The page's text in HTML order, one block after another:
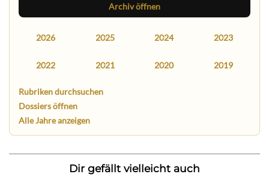
Archiv öffnen
2026 2025 2024 2023
2022 2021 2020 2019
Rubriken durchsuchen
Dossiers öffnen
Alle Jahre anzeigen
Dir gefällt vielleicht auch